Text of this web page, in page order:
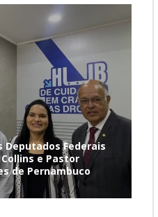
Deputados Federais
e Pastor
de Pernambuco